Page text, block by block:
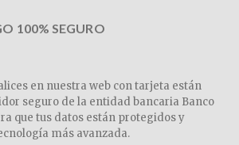
100% SEGURO
en nuestra web con tarjeta están
seguro de la entidad bancaria Banco
que tus datos están protegidos y
más avanzada.